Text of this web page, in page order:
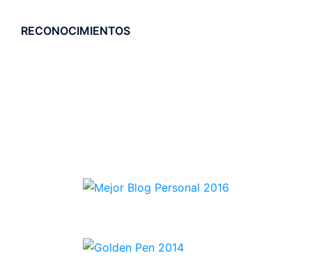
RECONOCIMIENTOS